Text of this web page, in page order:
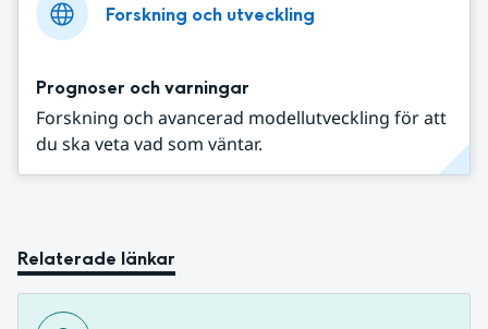
Forskning och utveckling
Prognoser och varningar
Forskning och avancerad modellutveckling för att
du ska veta vad som väntar.
Relaterade länkar